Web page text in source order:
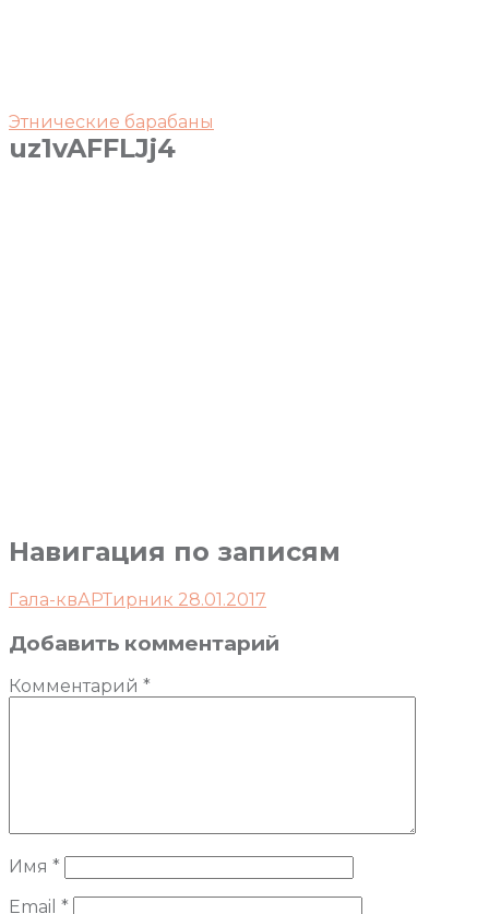
Этнические барабаны
uz1vAFFLJj4
Навигация по записям
Гала-квАРТирник 28.01.2017
Добавить комментарий
Комментарий *
Имя *
Email *